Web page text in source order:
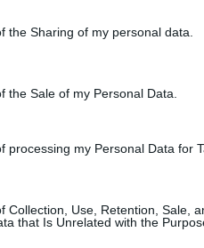
the Sharing of my personal data.
the Sale of my Personal Data.
processing my Personal Data for
Collection, Use, Retention, Sale,
that Is Unrelated with the
a Zenélő Budapest
műsora
Zenélő Budapest